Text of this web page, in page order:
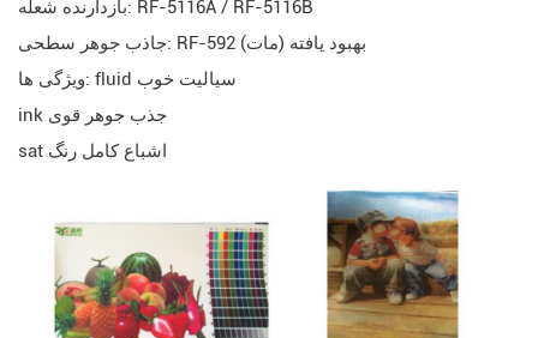
بازدارنده شعله: RF-5116A / RF-5116B
جاذب جوهر سطحی: RF-592 بهبود یافته (مات)
ویژگی ها: fluid سیالیت خوب
ink جذب جوهر قوی
sat اشباع کامل رنگ